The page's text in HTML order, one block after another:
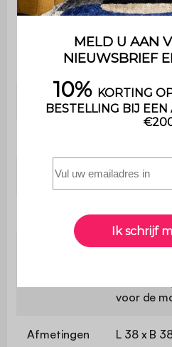
Maximaal
ondersteund
gewicht
25 kg
Gewicht 15 kg
Gebruik Binnen
2 jaar
Het
voor de
Afmetingen L 38 x B